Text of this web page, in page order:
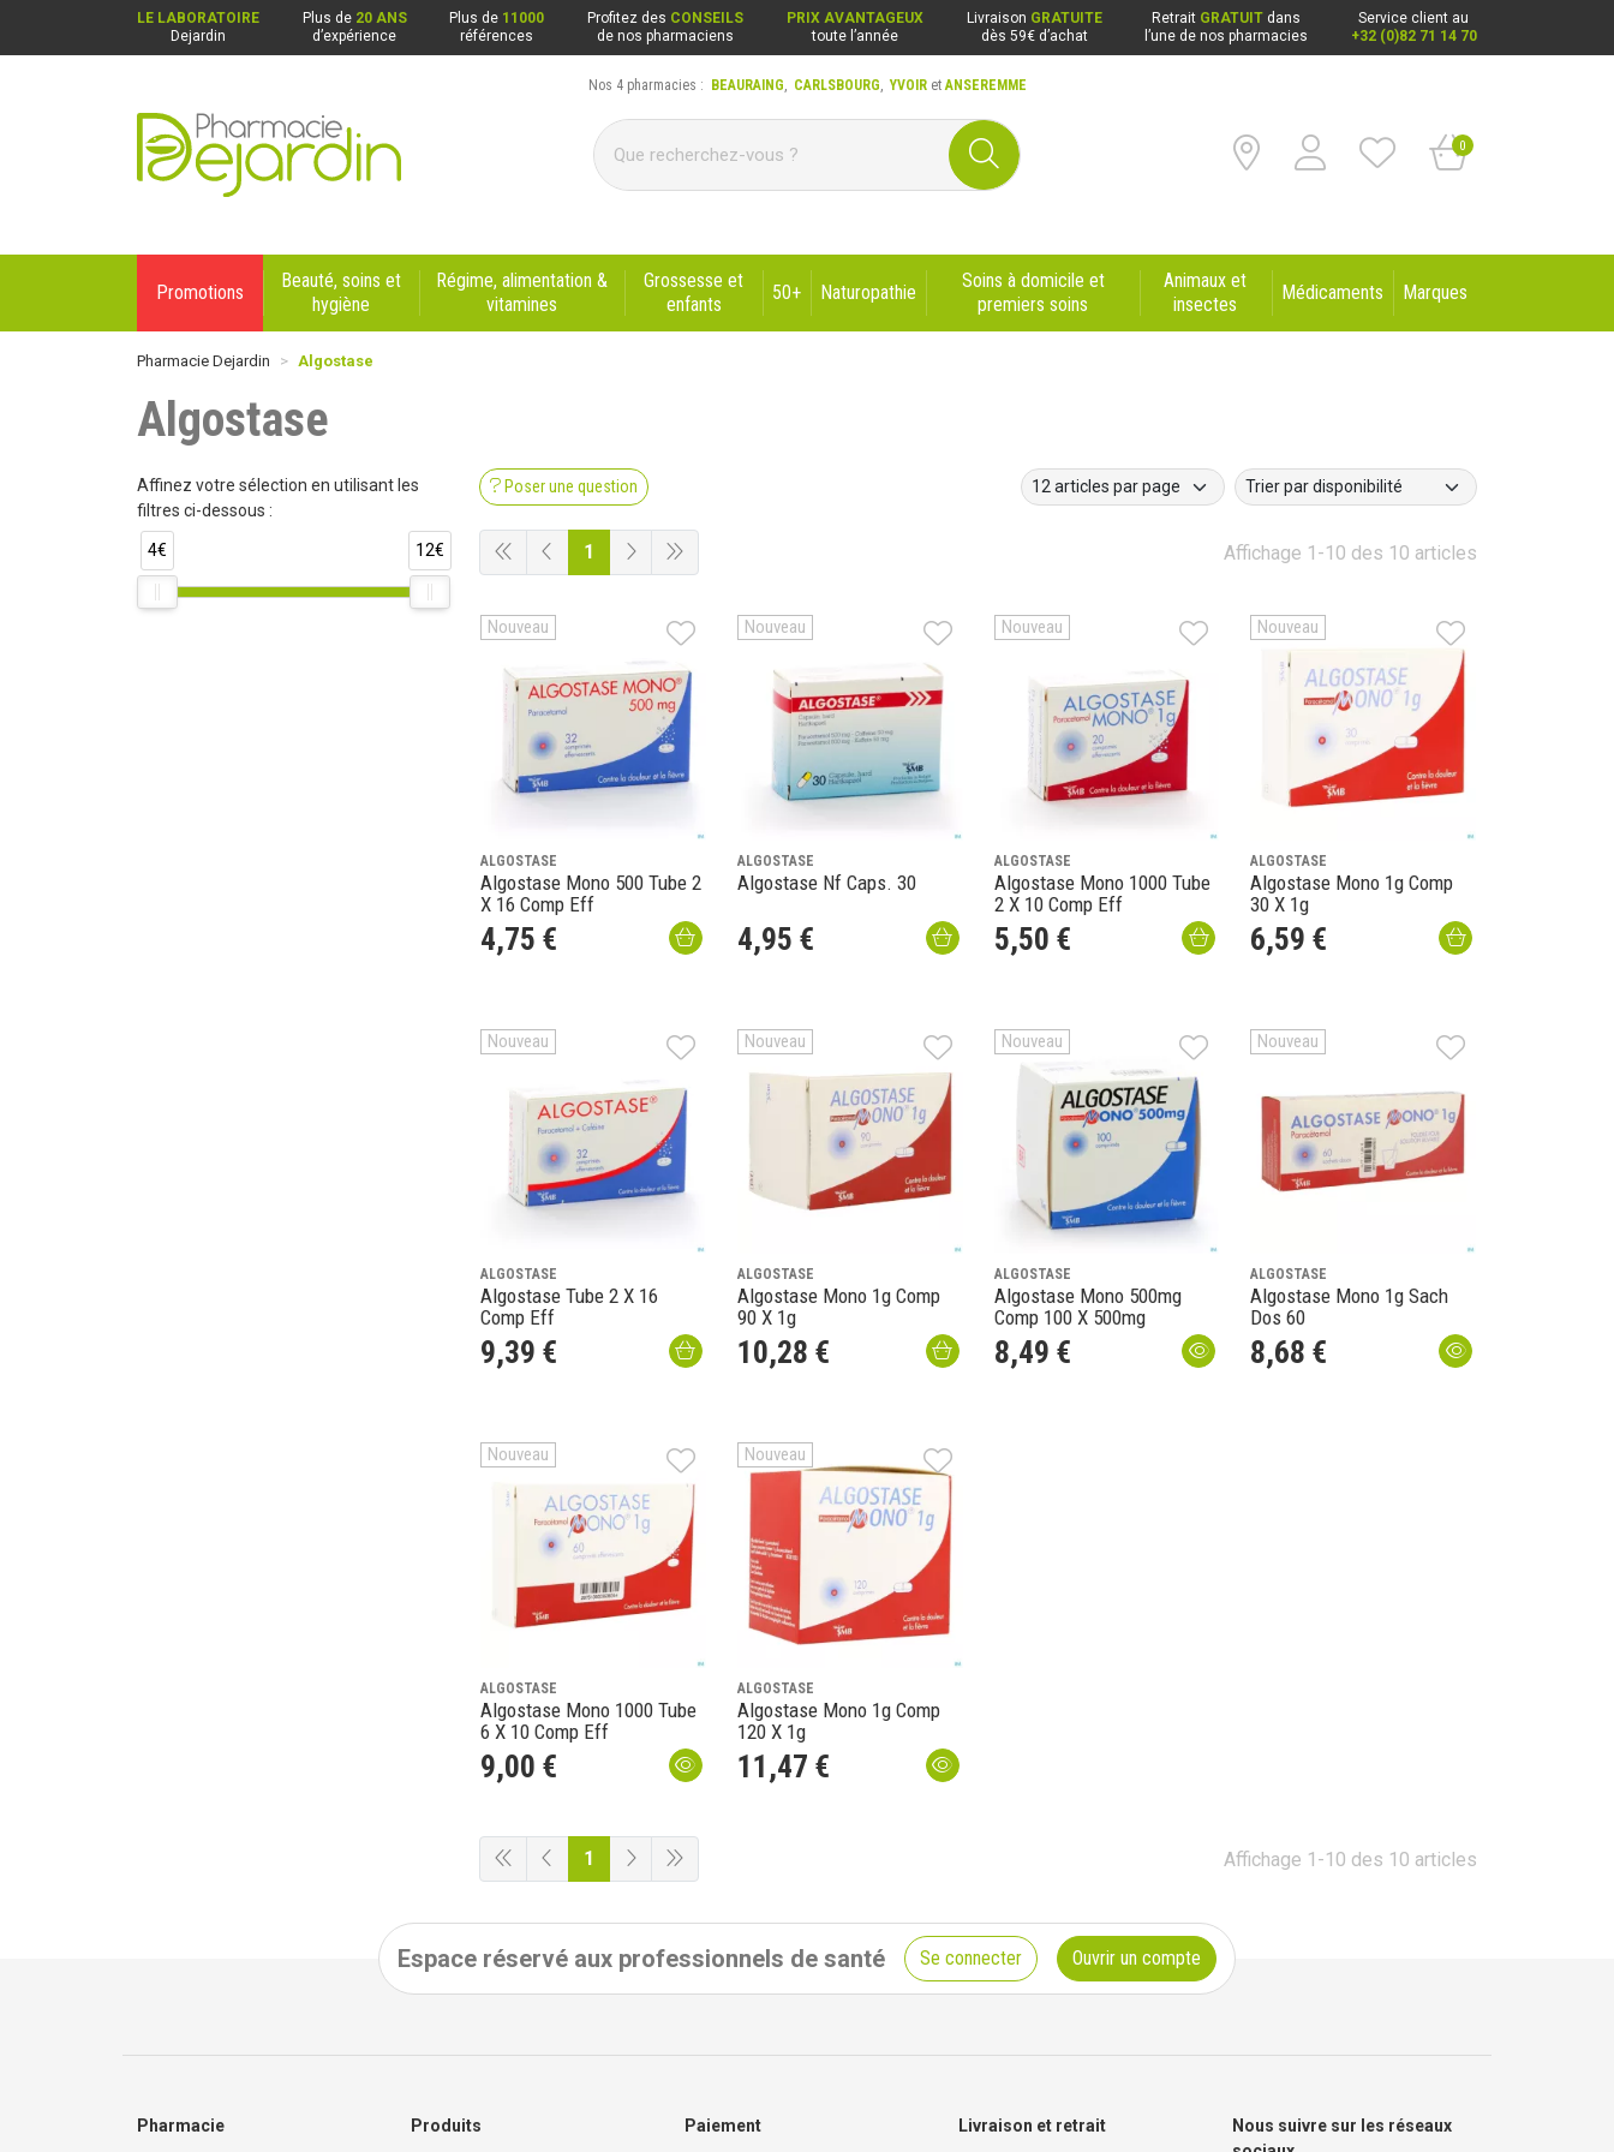
LE LABORATOIRE
Dejardin
Plus de 20 ANS
d’expérience
Plus de 11000
références
Profitez des CONSEILS
de nos pharmaciens
PRIX AVANTAGEUX
toute l’année
Livraison GRATUITE
dès 59€ d’achat
Retrait GRATUIT dans
l’une de nos pharmacies
Service client au
+32 (0)82 71 14 70
Pharmacie Dejardin Nos 4 pharmacies : Beauraing, Carlsbourg, Yvoir, Anseremme
0
Nos 4 pharmacies : BEAURAING, CARLSBOURG,YVOIRetANSEREMME
Promotions
Beauté, soins et
hygiène
Régime, alimentation &
vitamines
Grossesse et
enfants
50+ Naturopathie
Soins à domicile et
premiers soins
Animaux et
insectes
Médicaments Marques
Pharmacie Dejardin Algostase
Algostase
Poser une question
Affichage 1-10 des 10 articles
1
Nouveau
ALGOSTASE
Algostase Mono 500 Tube 2
X 16 Comp Eff
4,75 €
Nouveau
ALGOSTASE
Algostase Nf Caps. 30
4,95 €
Nouveau
ALGOSTASE
Algostase Mono 1000 Tube
2 X 10 Comp Eff
5,50 €
Nouveau
ALGOSTASE
Algostase Mono 1g Comp
30 X 1g
6,59 €
Nouveau
ALGOSTASE
Algostase Tube 2 X 16
Comp Eff
9,39 €
Nouveau
ALGOSTASE
Algostase Mono 1g Comp
90 X 1g
10,28 €
Nouveau
ALGOSTASE
Algostase Mono 500mg
Comp 100 X 500mg
8,49 €
Nouveau
ALGOSTASE
Algostase Mono 1g Sach
Dos 60
8,68 €
Nouveau
ALGOSTASE
Algostase Mono 1000 Tube
6 X 10 Comp Eff
9,00 €
Nouveau
ALGOSTASE
Algostase Mono 1g Comp
120 X 1g
11 ,47 €
Affichage 1-10 des 10 articles
1
Affinez votre sélection en utilisant les
filtres ci-dessous :
4€ 12€
Espace réservé aux professionnels de santé Se connecter Ouvrir un compte
Pharmacie Produits Paiement Livraison et retrait
Nous suivre sur les réseaux